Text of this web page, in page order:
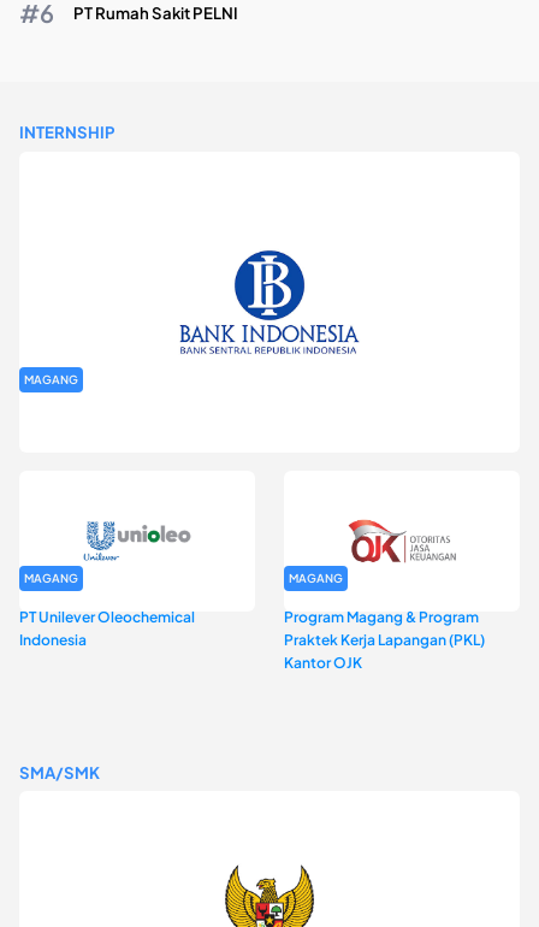
PT Rumah Sakit PELNI
INTERNSHIP
MAGANG
MAGANG
PT Unilever Oleochemical
Indonesia
MAGANG
Program Magang & Program
Praktek Kerja Lapangan (PKL)
Kantor OJK
SMA/SMK